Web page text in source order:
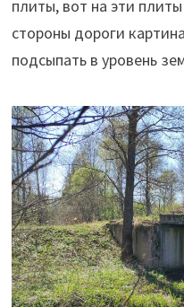
плиты, вот на эти
стороны дороги
подсыпать в уровень